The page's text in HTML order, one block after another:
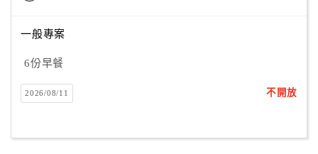
一般專案
6份早餐
2026/08/11 不開放